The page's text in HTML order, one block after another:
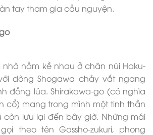
tay tham gia cầu nguyện.
nhà nằm kề nhau ở chân núi Haku-
dòng Shogawa chảy vắt ngang
đồng lúa. Shirakawa-go (có nghĩa
cổ) mang trong mình một tinh thần
còn lưu lại đến bây giờ. Những mái
theo tên Gassho-zukuri, phong